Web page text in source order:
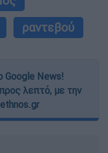
ραντεβού
Google News!
λεπτό, με την